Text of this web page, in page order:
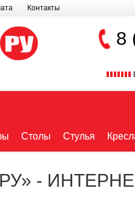
Контакты
8
Столы Стулья
-